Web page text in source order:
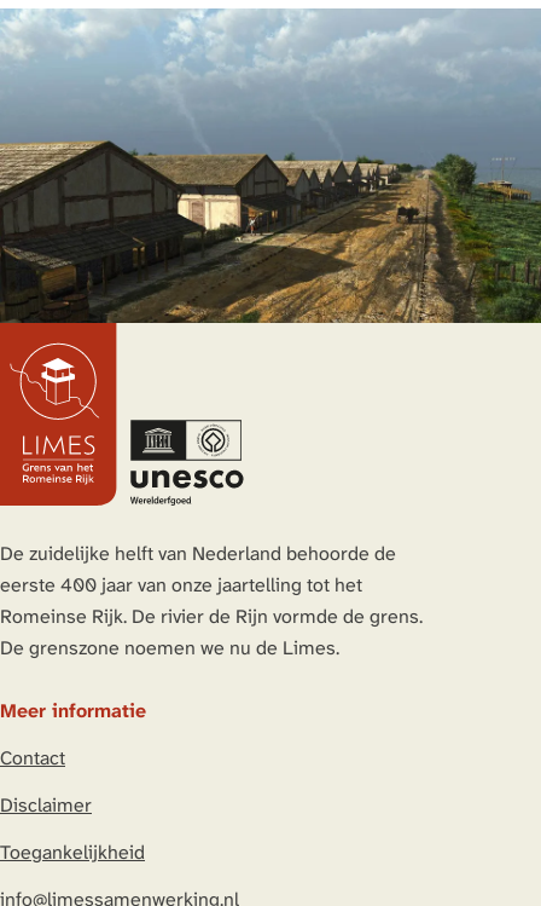
De zuidelijke helft van Nederland behoorde de
eerste 400 jaar van onze jaartelling tot het
Romeinse Rijk. De rivier de Rijn vormde de grens.
De grenszone noemen we nu de Limes.
Meer informatie
Contact
Disclaimer
Toegankelijkheid
info@limessamenwerking.nl